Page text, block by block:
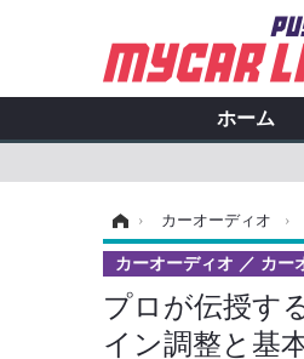
ホーム
› カーオーディオ ›
プロが伝授す
イン調整と基
カーオーディオ カー